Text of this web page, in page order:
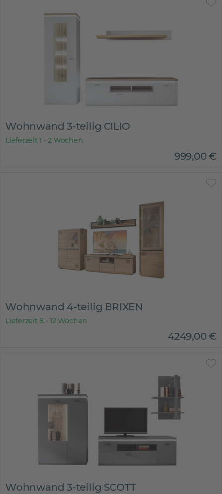
Wohnwand 3-teilig CILIO
Lieferzeit 1 - 2 Wochen
999,00€
Wohnwand 4-teilig BRIXEN
Lieferzeit 8 - 12 Wochen
4249,00€
Wohnwand 3-teilig SCOTT